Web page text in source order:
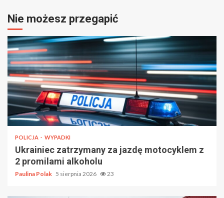
Nie możesz przegapić
POLICJA WYPADKI
Ukrainiec zatrzymany za jazdę motocyklem z
2 promilami alkoholu
Paulina Polak 5 sierpnia 2026 23